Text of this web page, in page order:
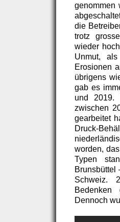
genommen
die
trotz
wieder
Unmut,
Erosionen
übrigens
gab es
und 2019.
zwischen
gearbeitet
Druck-
worden,
Typen
Brunsbüttel
Schweiz.
Dennoch